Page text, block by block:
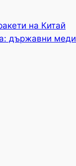
на Китай
държавни